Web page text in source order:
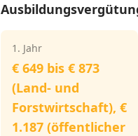
1. Jahr
€ 649 bis € 873
(Land- und
Forstwirtschaft), €
1.187 (öffentlicher